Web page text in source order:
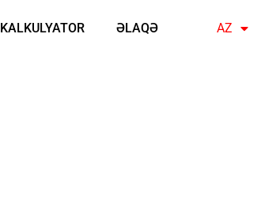
KALKULYATOR ƏLAQƏ AZ
EN